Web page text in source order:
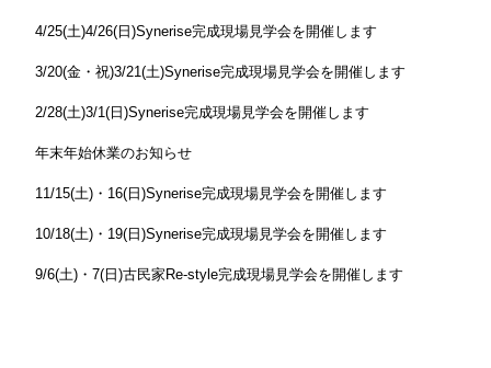
4/25(土)4/26(日)Synerise完成現場見学会を開催します
3/20(金・祝)3/21(土)Synerise完成現場見学会を開催します
2/28(土)3/1(日)Synerise完成現場見学会を開催します
年末年始休業のお知らせ
11/15(土)・16(日)Synerise完成現場見学会を開催します
10/18(土)・19(日)Synerise完成現場見学会を開催します
9/6(土)・7(日)古民家Re-style完成現場見学会を開催します